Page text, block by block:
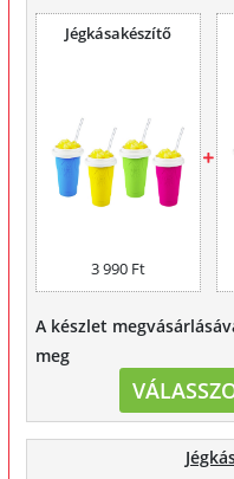
Jégkásakészítő
3 990 Ft
A készlet
meg